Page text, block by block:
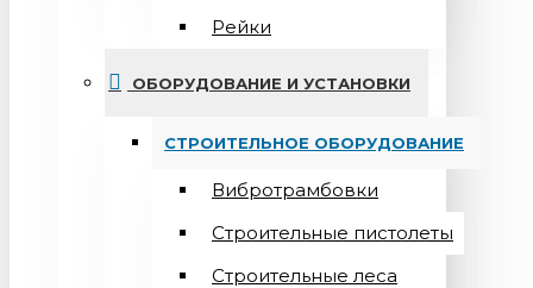
Рейки
ОБОРУДОВАНИЕ И УСТАНОВКИ
СТРОИТЕЛЬНОЕ ОБОРУДОВАНИЕ
Вибротрамбовки
Строительные пистолеты
Строительные леса